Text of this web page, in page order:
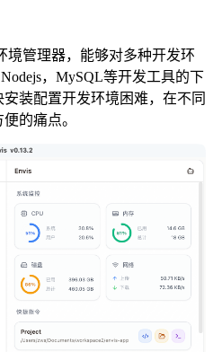
境管理器，能够对多种开发环
，MySQL等开发工具的下
装配置开发环境困难，在不同
的痛点。